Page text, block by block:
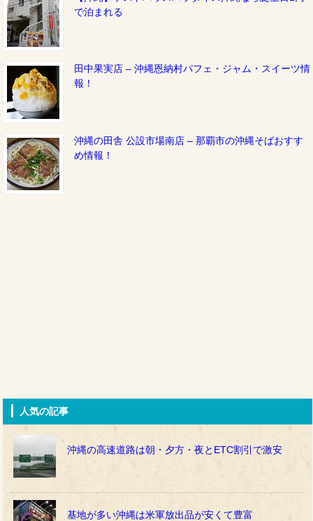
で泊まれる
田中果実店 – 沖縄恩納村パフェ・ジャム・スイーツ情
報！
沖縄の田舎 公設市場南店 – 那覇市の沖縄そばおすす
め情報！
人気の記事
沖縄の高速道路は朝・夕方・夜とETC割引で激安
基地が多い沖縄は米軍放出品が安くて豊富